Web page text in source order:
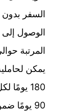
السفر بدون
يمكن
180